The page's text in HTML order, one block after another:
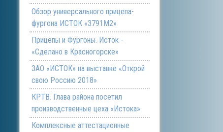
Обзор универсального прицепа-
фургона ИСТОК «3791М2»
Прицепы и Фургоны. Исток -
«Сделано в Красногорске»
ЗАО «ИСТОК» на выставке «Открой
свою Россию 2018»
КРТВ. Глава района посетил
производственные цеха «Истока»
Комплексные аттестационные